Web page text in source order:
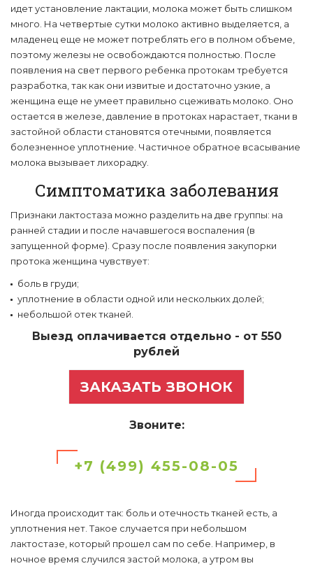
идет установление лактации, молока может быть слишком
много. На четвертые сутки молоко активно выделяется, а
младенец еще не может потреблять его в полном объеме,
поэтому железы не освобождаются полностью. После
появления на свет первого ребенка протокам требуется
разработка, так как они извитые и достаточно узкие, а
женщина еще не умеет правильно сцеживать молоко. Оно
остается в железе, давление в протоках нарастает, ткани в
застойной области становятся отечными, появляется
болезненное уплотнение. Частичное обратное всасывание
молока вызывает лихорадку.
Симптоматика заболевания
Признаки лактостаза можно разделить на две группы: на
ранней стадии и после начавшегося воспаления (в
запущенной форме). Сразу после появления закупорки
протока женщина чувствует:
боль в груди;
уплотнение в области одной или нескольких долей;
небольшой отек тканей.
Выезд оплачивается отдельно - от 550
рублей
ЗАКАЗАТЬ ЗВОНОК
Звоните:
+7 (499) 455-08-05
Иногда происходит так: боль и отечность тканей есть, а
уплотнения нет. Такое случается при небольшом
лактостазе, который прошел сам по себе. Например, в
ночное время случился застой молока, а утром вы